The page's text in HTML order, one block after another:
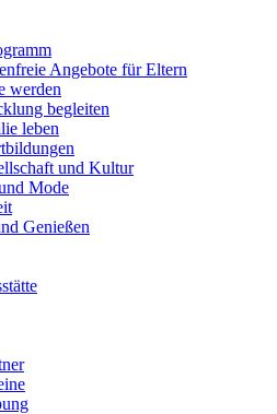
Angebote für Eltern
werden
begleiten
leben
und Kultur
Mode
Genießen